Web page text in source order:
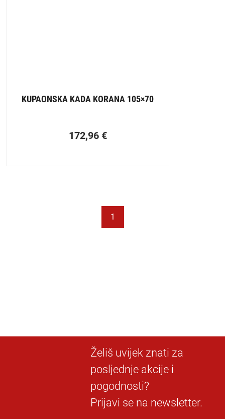
KUPAONSKA KADA KORANA 105×70
172,96 €
1
Želiš uvijek znati za
posljednje akcije i
pogodnosti?
Prijavi se na newsletter.